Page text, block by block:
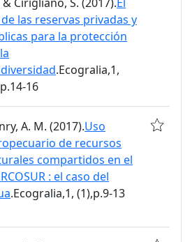
las reservas privadas y
para la protección
.Ecogralia,1,
16
A. M. (2017).Uso
de recursos
compartidos en el
: el caso del
.Ecogralia,1, (1),p.9-13